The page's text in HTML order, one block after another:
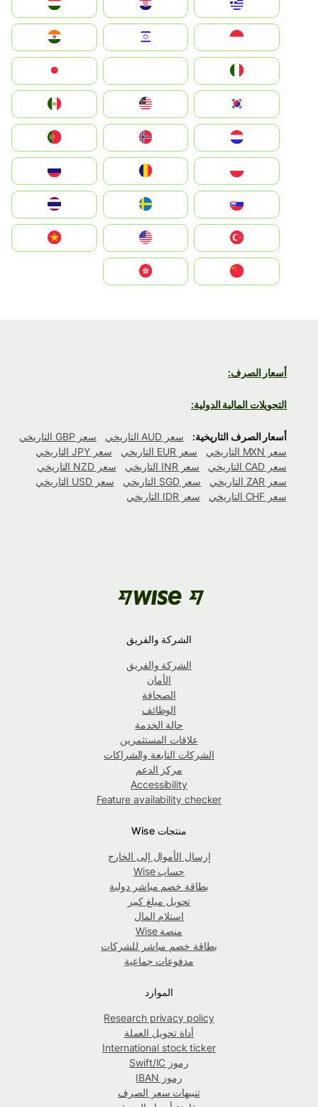
Hrvatska
Magyarország
Indonesia
South Korea
Nederland
Portugal
România
Slovensko
United States
Vietnam
أسعار الصرف:
التحويلات المالية الدولية:
أسعار الصرف التاريخية: سعر AUD التاريخي
سعر GBP التاريخي
سعر MXN التاريخي
سعر EUR التاريخي
سعر JPY التاريخي
سعر CAD التاريخي
سعر INR التاريخي
سعر NZD التاريخي
سعر ZAR التاريخي
سعر SGD التاريخي
سعر USD التاريخي
سعر CHF التاريخي
سعر IDR التاريخي
الشركة والفريق
الشركة والفريق
الأمان
الصحافة
الوظائف
حالة الخدمة
علاقات المستثمرين
الشركات التابعة والشراكات
مركز الدعم
Accessibility
Feature availability checker
منتجات Wise
إرسال الأموال إلى الخارج
حساب Wise
بطاقة خصم مباشر دولية
تحويل مبلغ كبير
استلام المال
منصة Wise
بطاقة خصم مباشر للشركات
مدفوعات جماعية
الموارد
Research privacy policy
أداة تحويل العملة
International stock ticker
رموز Swift/IC
رموز IBAN
تنبيهات سعر الصرف